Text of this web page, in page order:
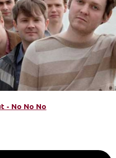
- No No No